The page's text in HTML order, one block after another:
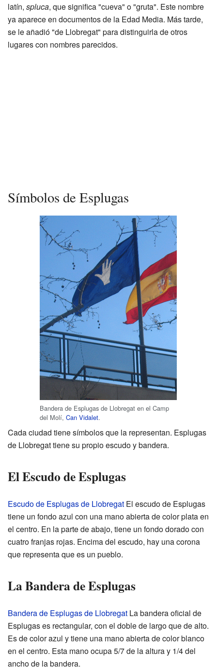
latín, spluca, que significa "cueva" o "gruta". Este nombre
ya aparece en documentos de la Edad Media. Más tarde,
se le añadió "de Llobregat" para distinguirla de otros
lugares con nombres parecidos.
Símbolos de Esplugas
Bandera de Esplugas de Llobregat en el Camp
del Molí, Can Vidalet.
Cada ciudad tiene símbolos que la representan. Esplugas
de Llobregat tiene su propio escudo y bandera.
El Escudo de Esplugas
Escudo de Esplugas de Llobregat El escudo de Esplugas
tiene un fondo azul con una mano abierta de color plata en
el centro. En la parte de abajo, tiene un fondo dorado con
cuatro franjas rojas. Encima del escudo, hay una corona
que representa que es un pueblo.
La Bandera de Esplugas
Bandera de Esplugas de Llobregat La bandera oficial de
Esplugas es rectangular, con el doble de largo que de alto.
Es de color azul y tiene una mano abierta de color blanco
en el centro. Esta mano ocupa 5/7 de la altura y 1/4 del
ancho de la bandera.